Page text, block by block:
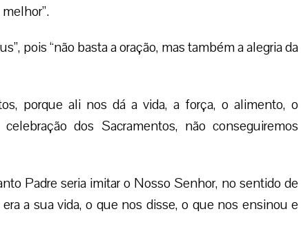
pois “não basta a oração, mas também a alegria da
porque ali nos dá a vida, a força, o alimento, o
dos Sacramentos, não conseguiremos
Padre seria imitar o Nosso Senhor, no sentido de
a sua vida, o que nos disse, o que nos ensinou e